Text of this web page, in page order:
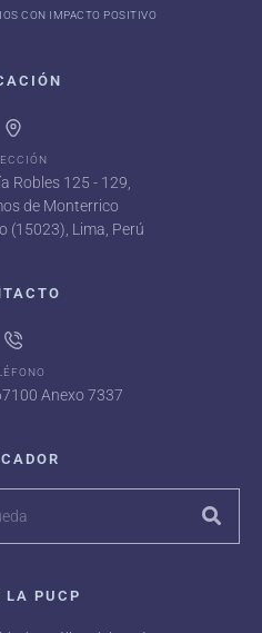
CON IMPACTO POSITIVO
Robles 125 - 129,
de Monterrico
(15023), Lima, Perú
Anexo 7337
LA PUCP